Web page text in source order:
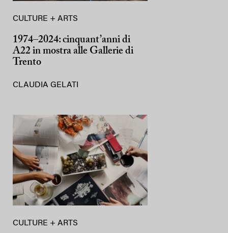
CULTURE + ARTS
1974–2024: cinquant’anni di
A22 in mostra alle Gallerie di
Trento
CLAUDIA GELATI
CULTURE + ARTS